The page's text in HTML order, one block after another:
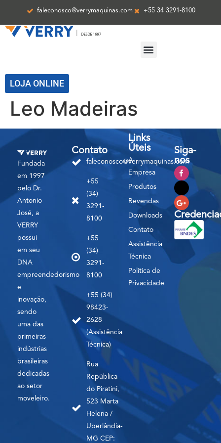
faleconosco@verrymaquinas.com +55 34 3291-8100
LOJA ONLINE
Leo Madeiras
Fundada
em 1997
pelo Dr.
Antonio
José, a
VERRY
possui
em seu
DNA
empreendedorismo
e
inovação,
sendo
uma das
primeiras
indústrias
brasileiras
dedicadas
ao setor
moveleiro.
Contato
faleconosco@verrymaquinas.com
+55
(34)
3291-
8100
+55
(34)
3291-
8100
+55 (34)
98423-
2628
(Assistência
Técnica)
Rua
República
do Piratini,
523 Marta
Helena /
Uberlândia-
MG CEP:
Links
Úteis
A
Empresa
Produtos
Revendas
Downloads
Contato
Assistência
Técnica
Política de
Privacidade
Siga-
nos